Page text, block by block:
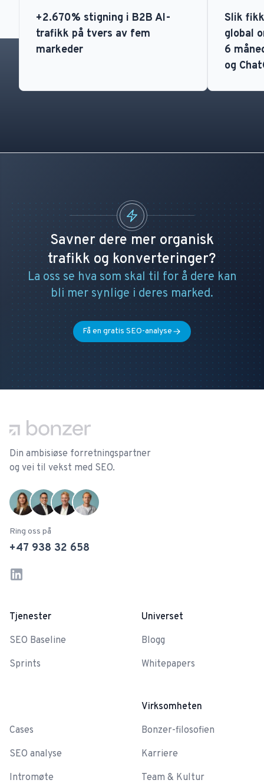
+2.670% stigning i B2B AI-
trafikk på tvers av fem
markeder
Slik
global
6
og
Savner dere mer organisk
trafikk og konverteringer?
La oss se hva som skal til for å dere kan
bli mer synlige i deres marked.
Få en gratis SEO-analyse
Din ambisiøse forretningspartner
og vei til vekst med SEO.
Ring oss på
+47 938 32 658
LinkedIn
Tjenester
SEO Baseline
Sprints
Cases
SEO analyse
Intromøte
Universet
Blogg
Whitepapers
Virksomheten
Bonzer-filosofien
Karriere
Team & Kultur